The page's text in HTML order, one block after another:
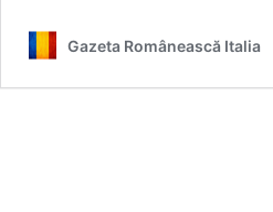
Gazeta Românească Italia